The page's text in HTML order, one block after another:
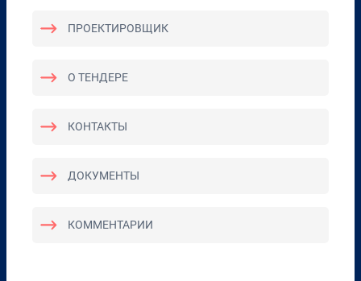
ПРОЕКТИРОВЩИК
О ТЕНДЕРЕ
КОНТАКТЫ
ДОКУМЕНТЫ
КОММЕНТАРИИ